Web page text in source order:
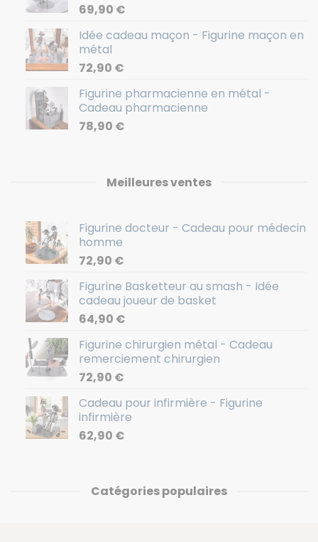
69,90 €
Idée cadeau maçon - Figurine maçon en
métal
72,90 €
Figurine pharmacienne en métal -
Cadeau pharmacienne
78,90 €
Meilleures ventes
Figurine docteur - Cadeau pour médecin
homme
72,90 €
Figurine Basketteur au smash - Idée
cadeau joueur de basket
64,90 €
Figurine chirurgien métal - Cadeau
remerciement chirurgien
72,90 €
Cadeau pour infirmière - Figurine
infirmière
62,90 €
Catégories populaires